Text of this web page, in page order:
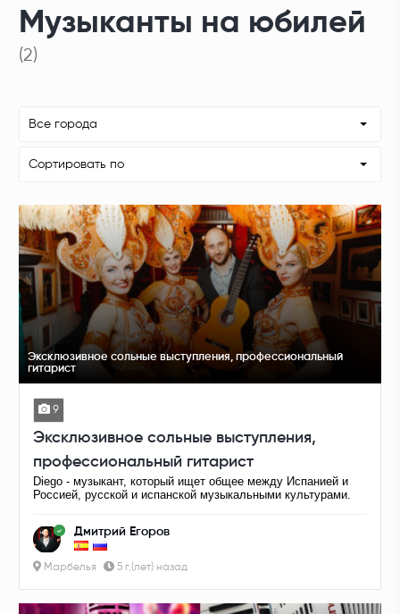
Музыканты на юбилей
(2)
Все города
Сортировать по
Эксклюзивное сольные выступления, профессиональный
гитарист
9
Эксклюзивное сольные выступления,
профессиональный гитарист
Diego - музыкант, который ищет общее между Испанией и
Россией, русской и испанской музыкальными культурами.
Дмитрий Егоров
Марбелья 5 г.(лет) назад